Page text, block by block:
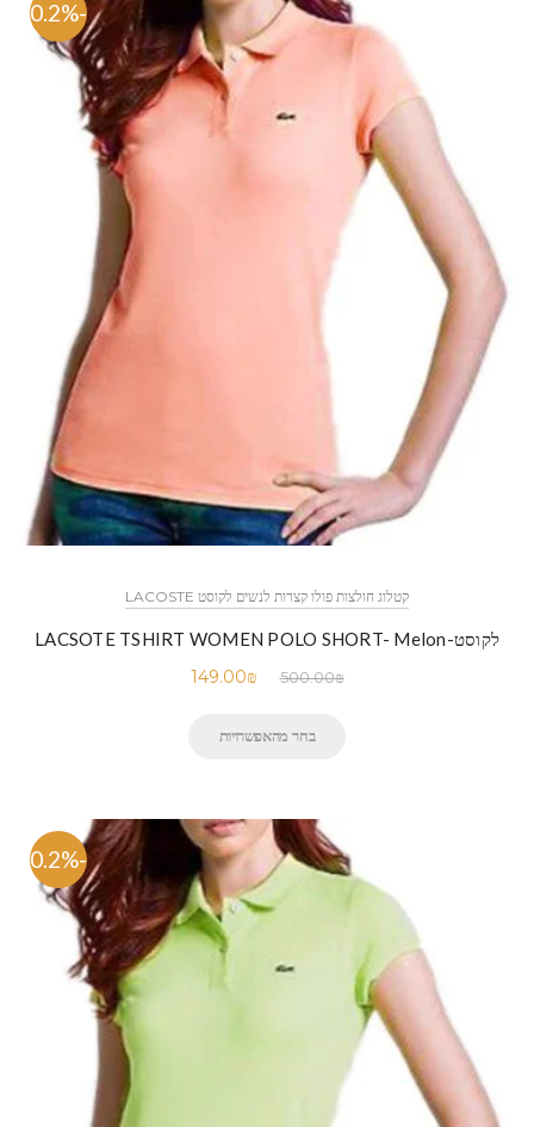
-70.2%
קטלוג חולצות פולו קצרות לנשים לקוסט LACOSTE
לקוסט-LACSOTE TSHIRT WOMEN POLO SHORT- Melon
500.00₪
149.00₪
בחר מהאפשרויות
-70.2%